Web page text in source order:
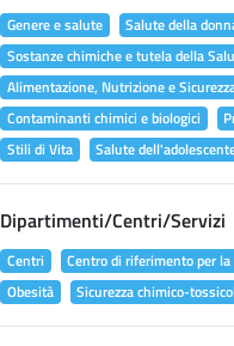
Genere e salute
Salute della
Sostanze chimiche e tutela della
Alimentazione, Nutrizione e
Contaminanti chimici e biologici
Stili di Vita
Salute
Dipartimenti/Centri/Servizi
Centri Centro di riferimento per
Obesità
Sicurezza chimico-